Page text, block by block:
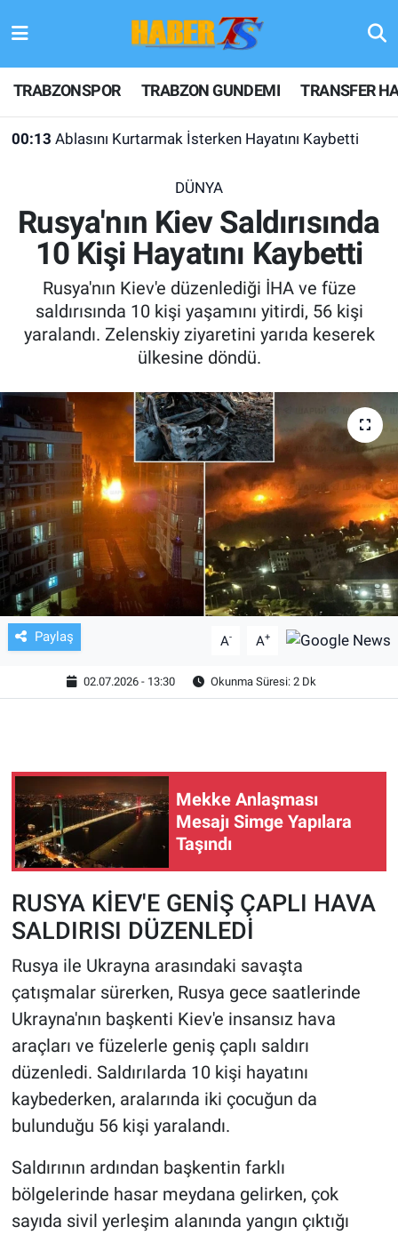
TRABZONSPOR TRABZON GUNDEMI TRANSFER
00:13 Ablasını Kurtarmak İsterken Hayatını Kaybetti
DÜNYA
Rusya'nın Kiev Saldırısında
10 Kişi Hayatını Kaybetti
Rusya'nın Kiev'e düzenlediği İHA ve füze
saldırısında 10 kişi yaşamını yitirdi, 56 kişi
yaralandı. Zelenskiy ziyaretini yarıda keserek
ülkesine döndü.
Paylaş A- A+
02.07.2026 - 13:30 Okunma Süresi: 2 Dk
Mekke Anlaşması
Mesajı Simge Yapılara
Taşındı
RUSYA KİEV'E GENİŞ ÇAPLI HAVA
SALDIRISI DÜZENLEDİ
Rusya ile Ukrayna arasındaki savaşta
çatışmalar sürerken, Rusya gece saatlerinde
Ukrayna'nın başkenti Kiev'e insansız hava
araçları ve füzelerle geniş çaplı saldırı
düzenledi. Saldırılarda 10 kişi hayatını
kaybederken, aralarında iki çocuğun da
bulunduğu 56 kişi yaralandı.
Saldırının ardından başkentin farklı
bölgelerinde hasar meydana gelirken, çok
sayıda sivil yerleşim alanında yangın çıktığı
TRABZONSPOR
TRABZON GUNDEMI
KULİS MEYDANI
1461 TRABZON
FUTBOL
TV VE SİNEMA
BASKETBOL
SAĞLIK
GENEL
KÜLTÜR SANAT
EKONOMİ
ÇEVRE
HABERDE İNSAN
SPOR
MAGAZİN
Bilim, Teknoloji
Hava Durumu
Trafik Durumu
Son Dakika Haberleri
Haber Arşivi